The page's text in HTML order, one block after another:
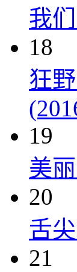
我
18
狂
19
美
20
舌
21